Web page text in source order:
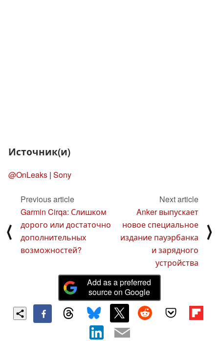
Источник(и)
@OnLeaks | Sony
⟨
Previous article
Garmin Cirqa: Слишком
дорого или достаточно
дополнительных
возможностей?
Next article
Anker выпускает
новое специальное
издание пауэрбанка
и зарядного
устройства
⟩
Add as a preferred
source on Google